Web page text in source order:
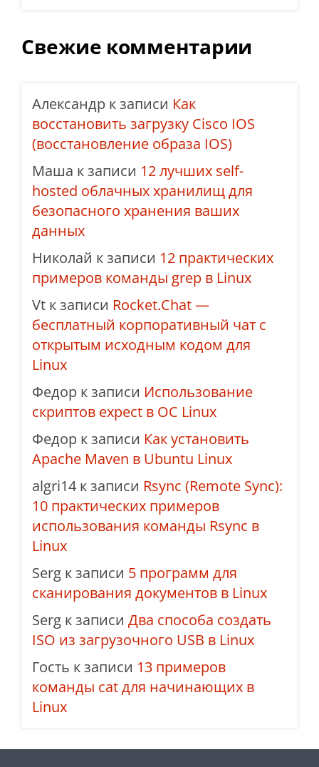
Свежие комментарии
Александр к записи Как
восстановить загрузку Cisco IOS
(восстановление образа IOS)
Маша к записи 12 лучших self-
hosted облачных хранилищ для
безопасного хранения ваших
данных
Николай к записи 12 практических
примеров команды grep в Linux
Vt к записи Rocket.Chat —
бесплатный корпоративный чат с
открытым исходным кодом для
Linux
Федор к записи Использование
скриптов expect в ОС Linux
Федор к записи Как установить
Apache Maven в Ubuntu Linux
algri14 к записи Rsync (Remote Sync):
10 практических примеров
использования команды Rsync в
Linux
Serg к записи 5 программ для
сканирования документов в Linux
Serg к записи Два способа создать
ISO из загрузочного USB в Linux
Гость к записи 13 примеров
команды cat для начинающих в
Linux